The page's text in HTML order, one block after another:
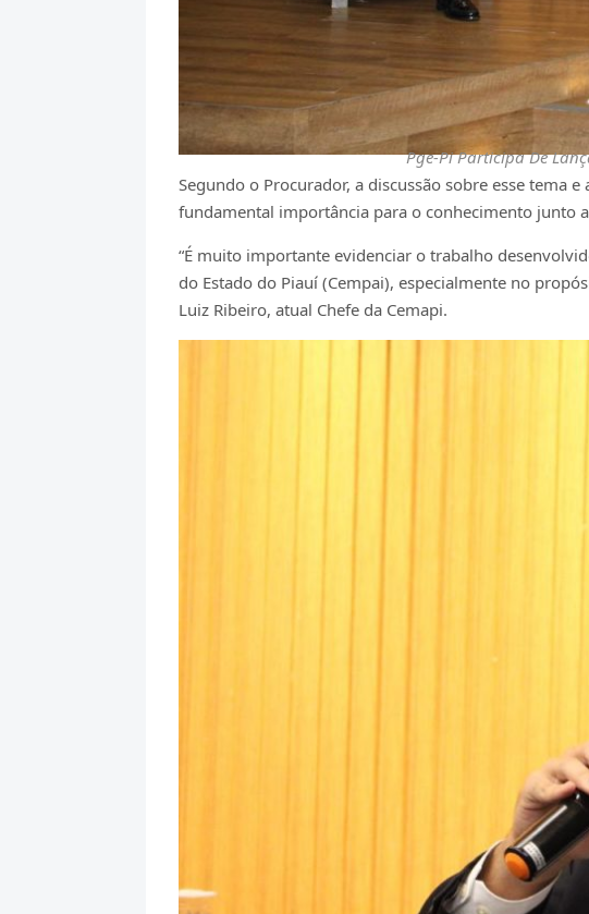
Pge-Pi Participa De
Segundo o Procurador, a discussão sobre esse tema
fundamental importância para o conhecimento junto
“É muito importante evidenciar o trabalho
do Estado do Piauí (Cempai), especialmente no
Luiz Ribeiro, atual Chefe da Cemapi.